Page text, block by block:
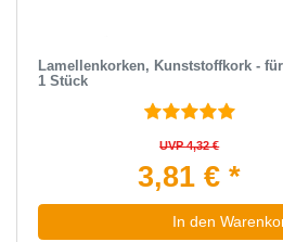
Lamellenkorken, Kunststoffkork -
1 Stück
UVP 4,32 €
3,81 € *
In den